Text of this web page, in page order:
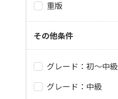
重版
その他条件
グレード：初～中級
グレード：中級